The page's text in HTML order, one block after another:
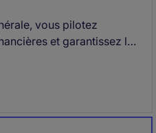
vous pilotez
et garantissez la
décisions stratégiques et
une vision financière